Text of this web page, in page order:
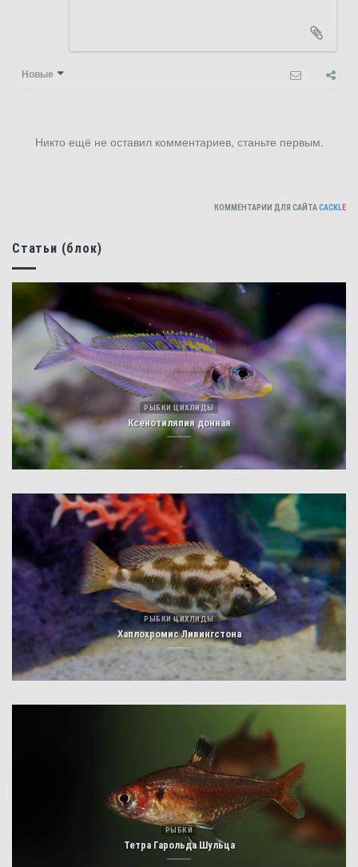
Новые
Никто ещё не оставил комментариев, станьте первым.
КОММЕНТАРИИ ДЛЯ САЙТАCACKLE
Статьи (блок)
РЫБКИ ЦИХЛИДЫ
Ксенотиляпия донная
РЫБКИ ЦИХЛИДЫ
Хаплохромис Ливингстона
РЫБКИ
Тетра Гарольда Шульца